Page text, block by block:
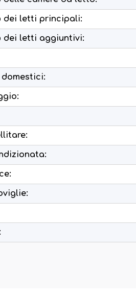
dei letti principali:
dei letti aggiuntivi: